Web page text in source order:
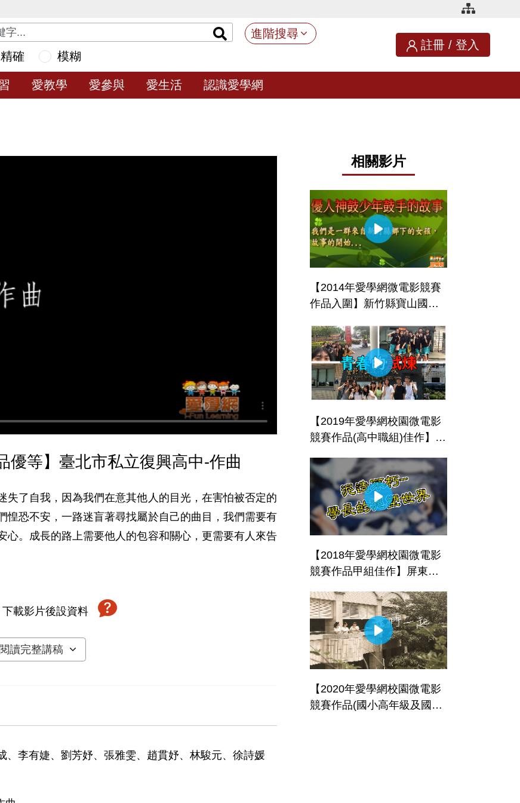
進階搜尋
精確 模糊
註冊 / 登入
愛教學 愛參與 愛生活 認識愛學網
優等】臺北市私立復興高中-作曲
了自我，因為我們在意其他人的目光，在害怕被否定的
惶恐不安，一路迷盲著尋找屬於自己的曲目，我們需要有
心。成長的路上需要他人的包容和關心，更需要有人來告
下載影片後設資料
閱讀完整講稿
、李有婕、劉芳妤、張雅雯、趙貫妤、林駿元、徐詩媛
相關影片
【2014年愛學網微電影競賽
作品入圍】新竹縣寶山國中-
【2019年愛學網校園微電影
競賽作品(高中職組)佳作】新
試煉
【2018年愛學網校園微電影
競賽作品甲組佳作】屏東縣
【2020年愛學網校園微電影
競賽作品(國小高年級及國中